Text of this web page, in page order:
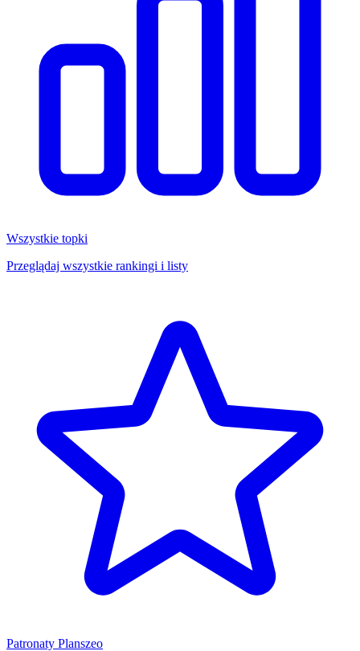
Wszystkie topki
Przeglądaj wszystkie rankingi i listy
Patronaty Planszeo